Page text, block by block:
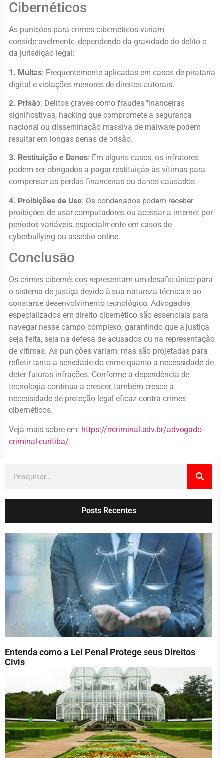
Cibernéticos
As punições para crimes cibernéticos variam
consideravelmente, dependendo da gravidade do delito e
da jurisdição legal:
1. Multas: Frequentemente aplicadas em casos de pirataria
digital e violações menores de direitos autorais.
2. Prisão: Delitos graves como fraudes financeiras
significativas, hacking que compromete a segurança
nacional ou disseminação massiva de malware podem
resultar em longas penas de prisão.
3. Restituição e Danos: Em alguns casos, os infratores
podem ser obrigados a pagar restituição às vítimas para
compensar as perdas financeiras ou danos causados.
4. Proibições de Uso: Os condenados podem receber
proibições de usar computadores ou acessar a internet por
períodos variáveis, especialmente em casos de
cyberbullying ou assédio online.
Conclusão
Os crimes cibernéticos representam um desafio único para
o sistema de justiça devido à sua natureza técnica e ao
constante desenvolvimento tecnológico. Advogados
especializados em direito cibernético são essenciais para
navegar nesse campo complexo, garantindo que a justiça
seja feita, seja na defesa de acusados ou na representação
de vítimas. As punições variam, mas são projetadas para
refletir tanto a seriedade do crime quanto a necessidade de
deter futuras infrações. Conforme a dependência de
tecnologia continua a crescer, também cresce a
necessidade de proteção legal eficaz contra crimes
cibernéticos.
Veja mais sobre em: https://rrcriminal.adv.br/advogado-
criminal-curitiba/
Posts Recentes
Entenda como a Lei Penal Protege seus Direitos
Civis